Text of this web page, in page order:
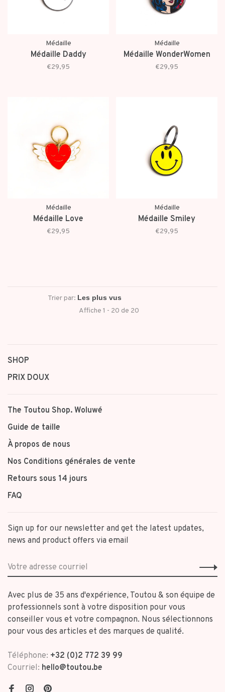
Médaille
Médaille Daddy
€29,95
Médaille
Médaille WonderWomen
€29,95
Médaille
Médaille Love
€29,95
Médaille
Médaille Smiley
€29,95
Trier par:
Affiche 1 - 20 de 20
SHOP
PRIX DOUX
The Toutou Shop. Woluwé
Guide de taille
À propos de nous
Nos Conditions générales de vente
Retours sous 14 jours
FAQ
Sign up for our newsletter and get the latest updates,
news and product offers via email
Avec plus de 35 ans d'expérience, Toutou & son équipe de
professionnels sont à votre disposition pour vous
conseiller vous et votre compagnon. Nous sélectionnons
pour vous des articles et des marques de qualité.
Téléphone: +32 (0)2 772 39 99
Courriel: hello@toutou.be